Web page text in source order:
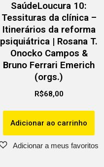
SaúdeLoucura 10:
Tessituras da clínica –
Itinerários da reforma
psiquiátrica | Rosana T.
Onocko Campos &
Bruno Ferrari Emerich
(orgs.)
R$68,00
Adicionar ao carrinho